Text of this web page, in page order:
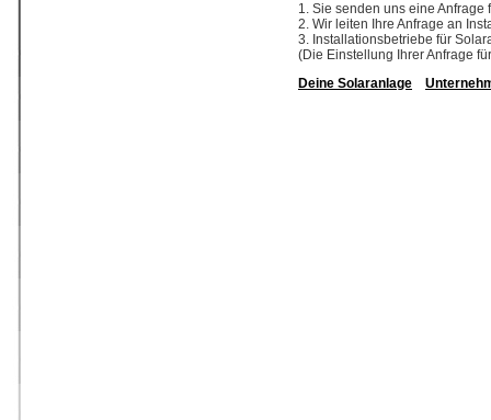
1. Sie senden uns eine
2. Wir leiten Ihre Anfrage an
3. Installationsbetriebe für
(Die Einstellung Ihrer Anfrage
Deine Solaranlage